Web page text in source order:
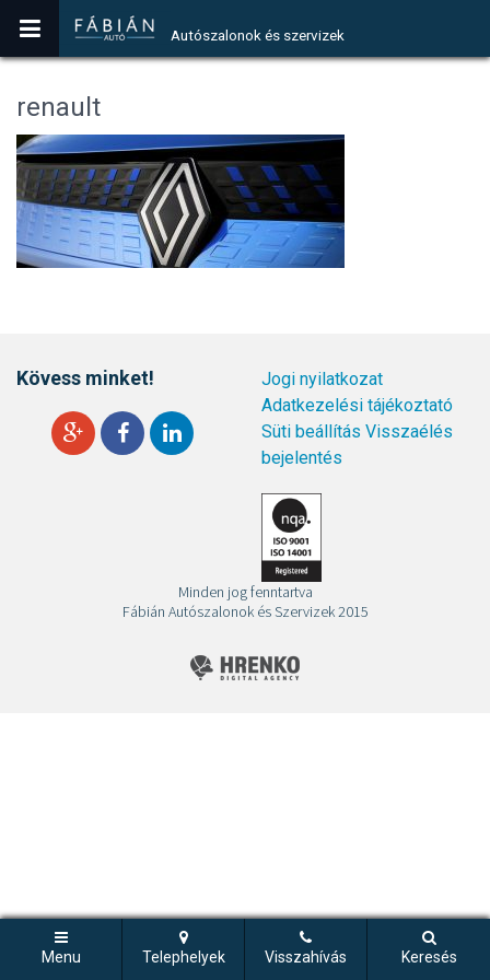
Autószalonok és szervizek
Menu Telephelyek Visszahívás Keresés
renault
Kövess minket!
Jogi nyilatkozat
Adatkezelési tájékoztató
Süti beállítás Visszaélés
bejelentés
Minden jog fenntartva
Fábián Autószalonok és Szervizek 2015